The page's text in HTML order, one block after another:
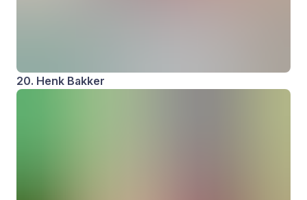
20. Henk Bakker